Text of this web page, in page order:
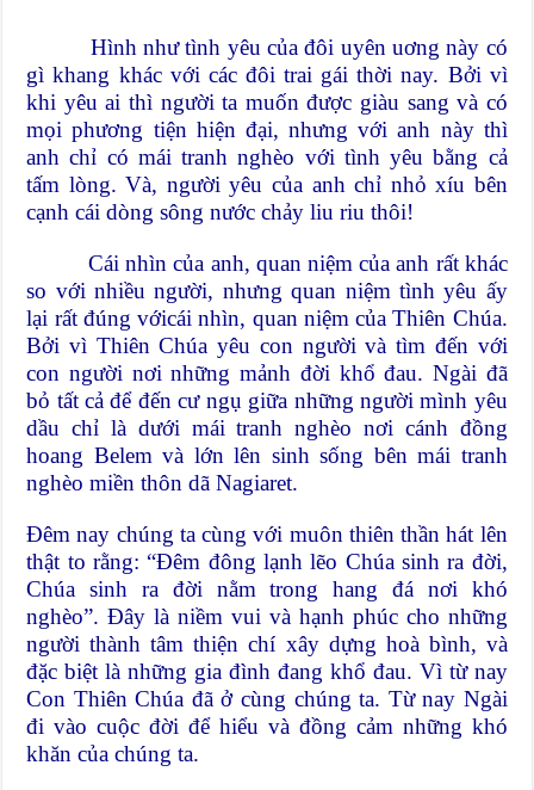
Hình như tình yêu của đôi uyên uơng này có
gì khang khác với các đôi trai gái thời nay. Bởi vì
khi yêu ai thì người ta muốn được giàu sang và có
mọi phương tiện hiện đại, nhưng với anh này thì
anh chỉ có mái tranh nghèo với tình yêu bằng cả
tấm lòng. Và, người yêu của anh chỉ nhỏ xíu bên
cạnh cái dòng sông nước chảy liu riu thôi!
Cái nhìn của anh, quan niệm của anh rất khác
so với nhiều người, nhưng quan niệm tình yêu ấy
lại rất đúng vớicái nhìn, quan niệm của Thiên Chúa.
Bởi vì Thiên Chúa yêu con người và tìm đến với
con người nơi những mảnh đời khổ đau. Ngài đã
bỏ tất cả để đến cư ngụ giữa những người mình yêu
dầu chỉ là dưới mái tranh nghèo nơi cánh đồng
hoang Belem và lớn lên sinh sống bên mái tranh
nghèo miền thôn dã Nagiaret.
Đêm nay chúng ta cùng với muôn thiên thần hát lên
thật to rằng: “Đêm đông lạnh lẽo Chúa sinh ra đời,
Chúa sinh ra đời nằm trong hang đá nơi khó
nghèo”. Đây là niềm vui và hạnh phúc cho những
người thành tâm thiện chí xây dựng hoà bình, và
đặc biệt là những gia đình đang khổ đau. Vì từ nay
Con Thiên Chúa đã ở cùng chúng ta. Từ nay Ngài
đi vào cuộc đời để hiểu và đồng cảm những khó
khăn của chúng ta.